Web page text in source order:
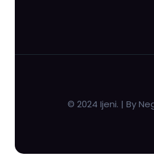
© 2024 Ijeni. | By